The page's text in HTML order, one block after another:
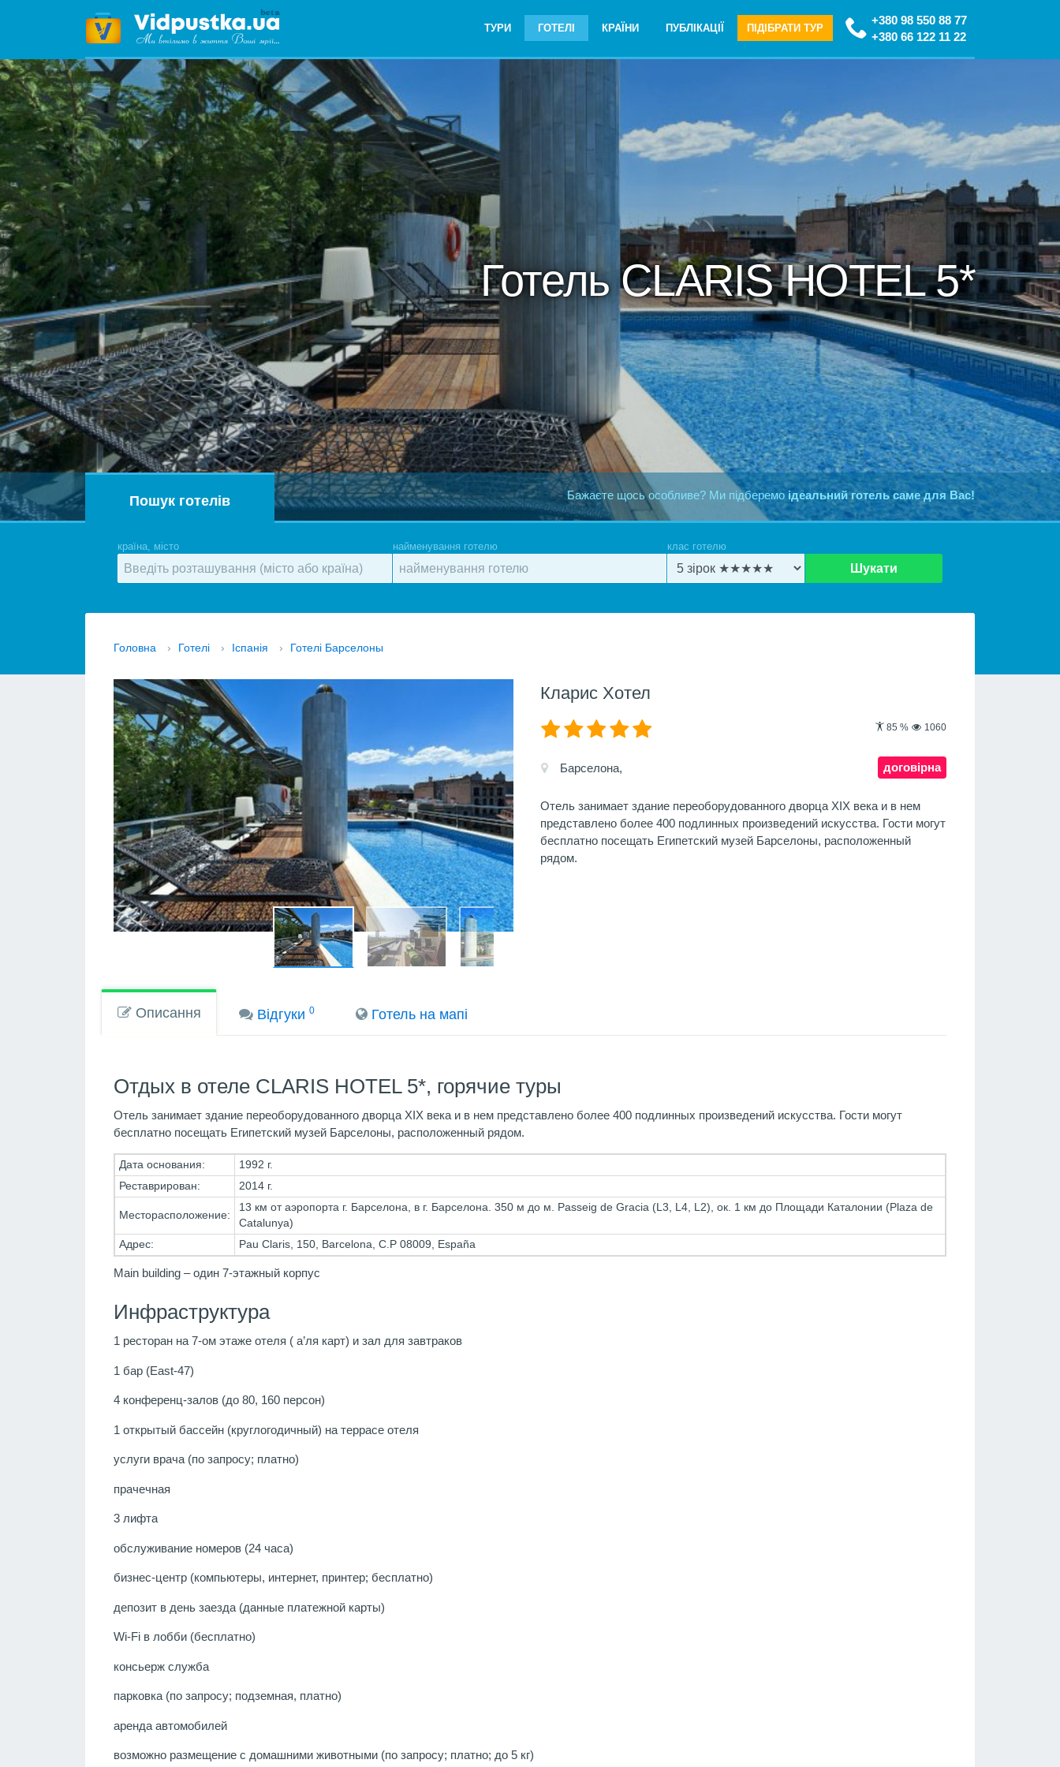
+380 98 550 88 77
+380 66 122 11 22
ТУРИ ГОТЕЛІ КРАЇНИ ПУБЛІКАЦІЇ ПІДІБРАТИ ТУР
Готель CLARIS HOTEL 5*
Бажаєте щось особливе? Ми підберемо ідеальний готель саме для Вас!
Пошук готелів
країна, місто найменування готелю клас готелю
Шукати
Головна › Готелі › Іспанія › Готелі Барселоны
Кларис Хотел
85 % 1060
договірна
Барселона,
Отель занимает здание переоборудованного дворца XIX века и в нем
представлено более 400 подлинных произведений искусства. Гости могут
бесплатно посещать Египетский музей Барселоны, расположенный
рядом.
Описання Вiдгуки0 Готель на мапi
Отдых в отеле CLARIS HOTEL 5*, горячие туры
Отель занимает здание переоборудованного дворца XIX века и в нем представлено более 400 подлинных произведений искусства. Гости могут
бесплатно посещать Египетский музей Барселоны, расположенный рядом.
Дата основания:
1992 г.
Реставрирован:
2014 г.
Месторасположение:
13 км от аэропорта г. Барселона, в г. Барселона. 350 м до м. Passeig de Gracia (L3, L4, L2), ок. 1 км до Площади Каталонии (Plaza de
Catalunya)
Адрес:
Pau Claris, 150, Barcelona, C.P 08009, España
Main building – один 7-этажный корпус
Инфраструктура
1 ресторан на 7-ом этаже отеля ( а’ля карт) и зал для завтраков
1 бар (East-47)
4 конференц-залов (до 80, 160 персон)
1 открытый бассейн (круглогодичный) на террасе отеля
услуги врача (по запросу; платно)
прачечная
3 лифта
обслуживание номеров (24 часа)
бизнес-центр (компьютеры, интернет, принтер; бесплатно)
депозит в день заезда (данные платежной карты)
Wi-Fi в лобби (бесплатно)
консьерж служба
парковка (по запросу; подземная, платно)
аренда автомобилей
возможно размещение с домашними животными (по запросу; платно; до 5 кг)